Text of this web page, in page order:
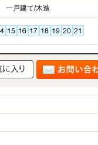
一戸建て/木造